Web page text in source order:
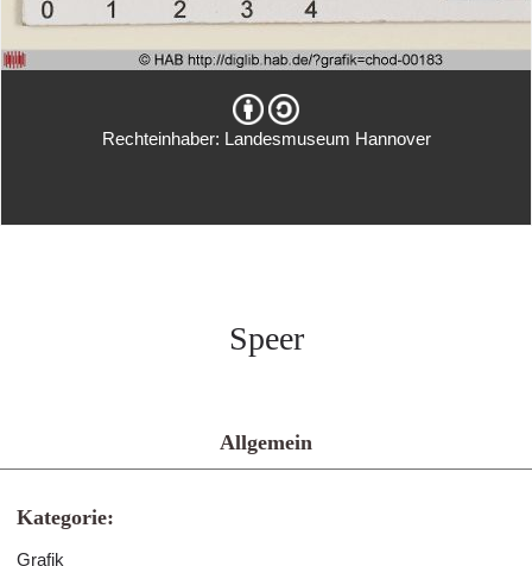
Rechteinhaber: Landesmuseum Hannover
Speer
Allgemein
Kategorie:
Grafik